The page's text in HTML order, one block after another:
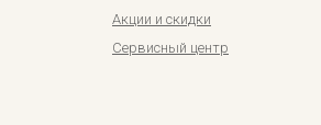
Акции и скидки
Сервисный центр